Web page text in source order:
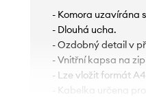
- Komora uzavírána
- Dlouhá ucha.
- Ozdobný detail v
- Vnitřní kapsa na zip
- Lze vložit formát
- Kabelka určena